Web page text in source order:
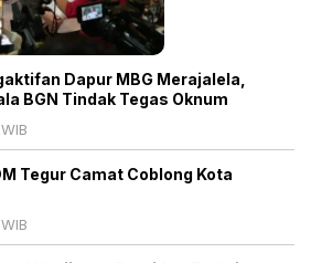
Dapur MBG Merajalela,
BGN Tindak Tegas Oknum
Tegur Camat Coblong Kota